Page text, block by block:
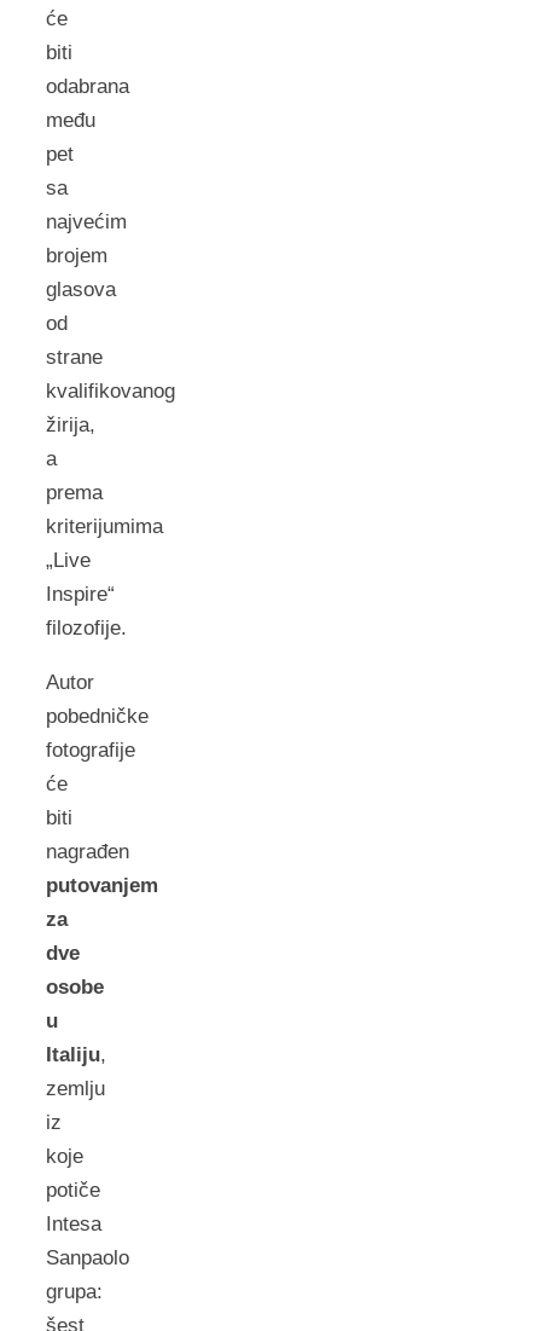
će
biti
odabrana
među
pet
sa
najvećim
brojem
glasova
od
strane
kvalifikovanog
žirija,
a
prema
kriterijumima
„Live
Inspire“
filozofije.
Autor
pobedničke
fotografije
će
biti
nagrađen
putovanjem
za
dve
osobe
u
Italiju,
zemlju
iz
koje
potiče
Intesa
Sanpaolo
grupa:
šest